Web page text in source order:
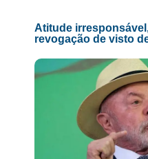
Atitude
revogação de visto